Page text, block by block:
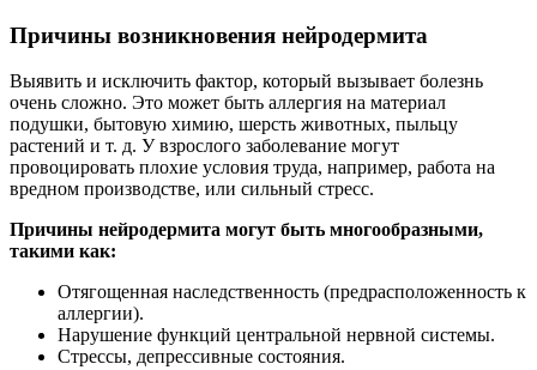
Причины возникновения нейродермита
Выявить и исключить фактор, который вызывает болезнь
очень сложно. Это может быть аллергия на материал
подушки, бытовую химию, шерсть животных, пыльцу
растений и т. д. У взрослого заболевание могут
провоцировать плохие условия труда, например, работа на
вредном производстве, или сильный стресс.
Причины нейродермита могут быть многообразными,
такими как:
Отягощенная наследственность (предрасположенность к
аллергии).
Нарушение функций центральной нервной системы.
Стрессы, депрессивные состояния.